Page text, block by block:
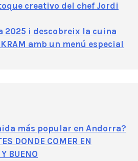
creativo del chef Jordi
2025 i descobreix la cuina
amb un menú especial
más popular en Andorra?
DONDE COMER EN
BUENO